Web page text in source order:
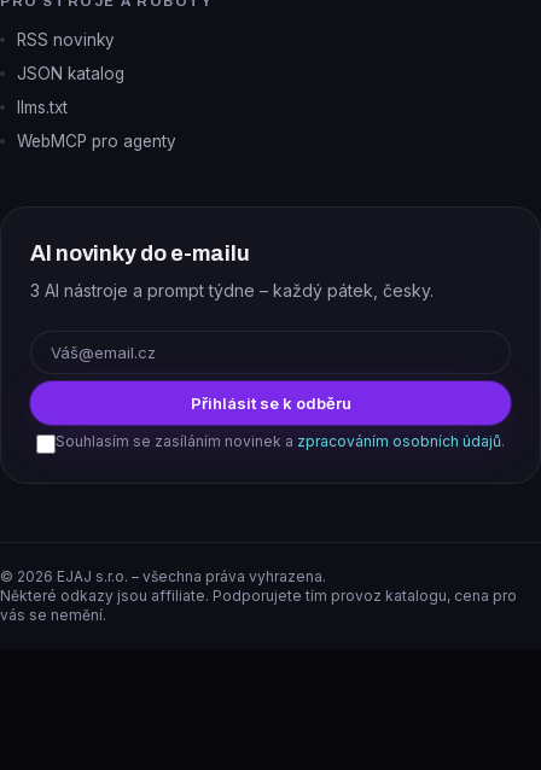
RSS novinky
JSON katalog
llms.txt
WebMCP pro agenty
AI novinky do e-mailu
3 AI nástroje a prompt týdne – každý pátek, česky.
Přihlásit se k odběru
Souhlasím se zasíláním novinek a zpracováním osobních údajů.
© 2026 EJAJ s.r.o. – všechna práva vyhrazena.
Některé odkazy jsou affiliate. Podporujete tím provoz katalogu, cena pro
vás se nemění.